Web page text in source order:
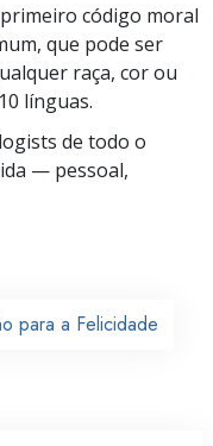
código moral
que pode ser
raça, cor ou
línguas.
de todo o
— pessoal,
para a Felicidade